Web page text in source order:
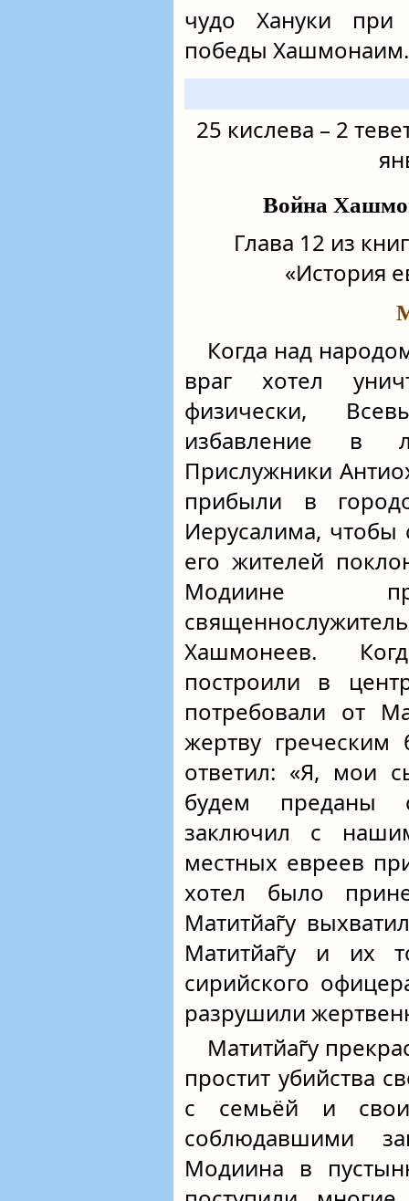
чудо Хануки при
победы Хашмонаим.
25 кислева – 2
Война
Глава 12 из
«История
Когда над
враг хотел
физически,
избавление в
Прислужники
прибыли в
Иерусалима, чтобы
его жителей
Модиине
Хашмонеев.
построили в
потребовали от
жертву греческим
ответил: «Я, мои
будем преданы
заключил с
местных евреев
хотел было
Матитйаг̃у
Матитйаг̃у и их
сирийского
разрушили
Матитйаг̃у
простит убийства
с семьёй и
соблюдавшими
Модиина в